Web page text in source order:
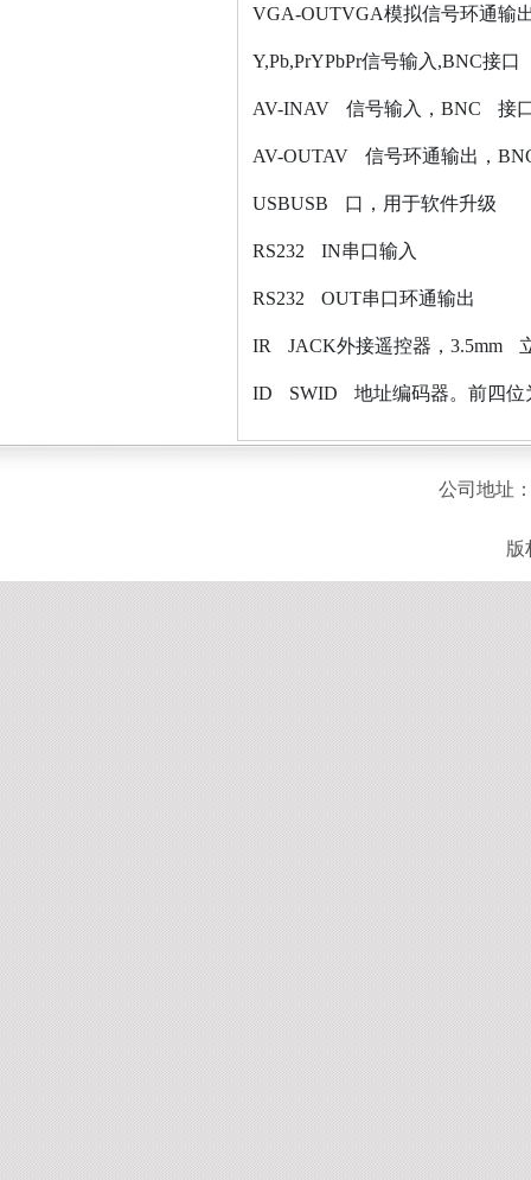
VGA-OUTVGA模拟信号环通输
Y,Pb,PrYPbPr信号输入,BNC接口
AV-INAV 信号输入，BNC 接
AV-OUTAV 信号环通输出，
USBUSB 口，用于软件升级
RS232 IN串口输入
RS232 OUT串口环通输出
IR JACK外接遥控器，3.5mm
ID SWID 地址编码器。前四
公司地址
版